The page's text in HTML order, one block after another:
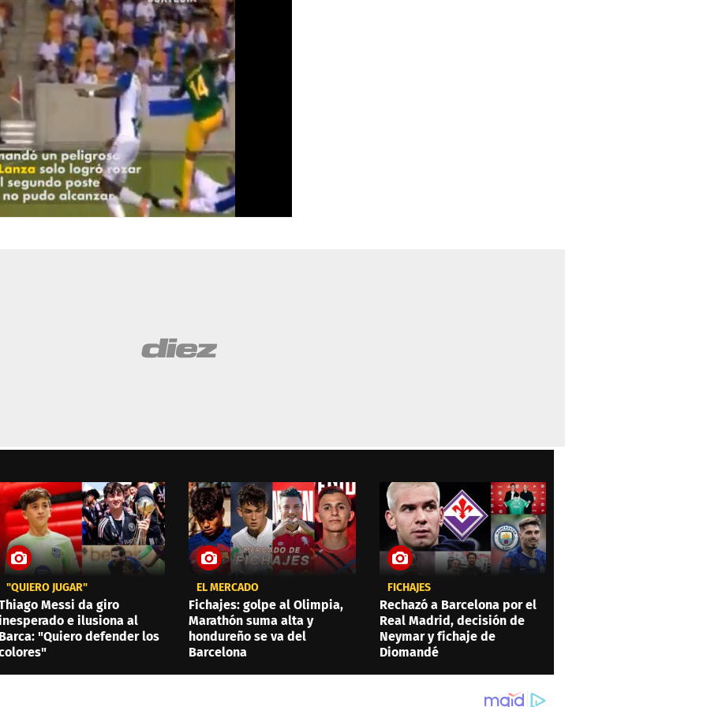
"QUIERO JUGAR"
Messi da giro
e ilusiona al
Barca: "Quiero defender los
EL MERCADO
Fichajes: golpe al Olimpia,
Marathón suma alta y
hondureño se va del
Barcelona
FICHAJES
Rechazó a Barcelona por el
Real Madrid, decisión de
Neymar y fichaje de
Diomandé